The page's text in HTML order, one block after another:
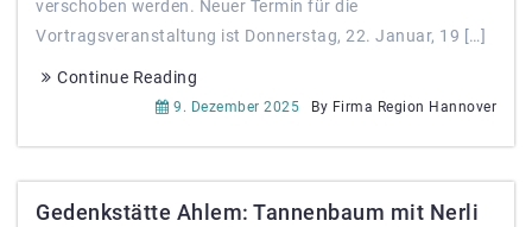
verschoben werden. Neuer Termin für die
Vortragsveranstaltung ist Donnerstag, 22. Januar, 19 […]
Continue Reading
9. Dezember 2025 By Firma Region Hannover
Gedenkstätte Ahlem: Tannenbaum mit Nerli